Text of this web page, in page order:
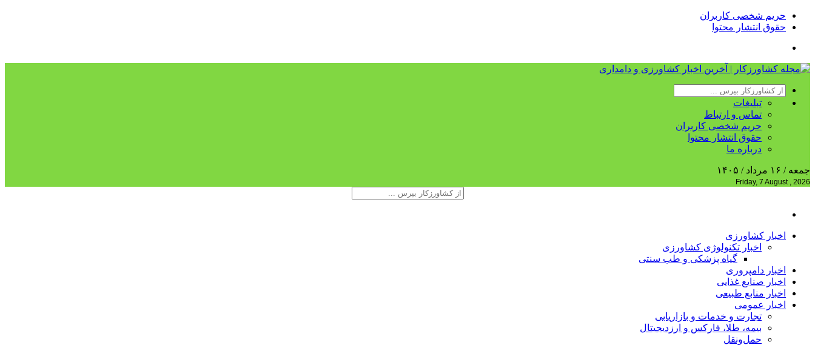
حریم شخصی کاربران
حقوق انتشار محتوا
تبلیغات
تماس و ارتباط
حریم شخصی کاربران
حقوق انتشار محتوا
درباره ما
جمعه / ۱۶ مرداد / ۱۴۰۵
Friday, 7 August , 2026
اخبار کشاورزی
اخبار تکنولوژی کشاورزی
گیاه پزشکی و طب سنتی
اخبار دامپروری
اخبار صنایع غذایی
اخبار منابع طبیعی
اخبار عمومی
تجارت و خدمات و بازاریابی
بیمه، طلا، فارکس و ارزدیجیتال
حمل‌و‌نقل